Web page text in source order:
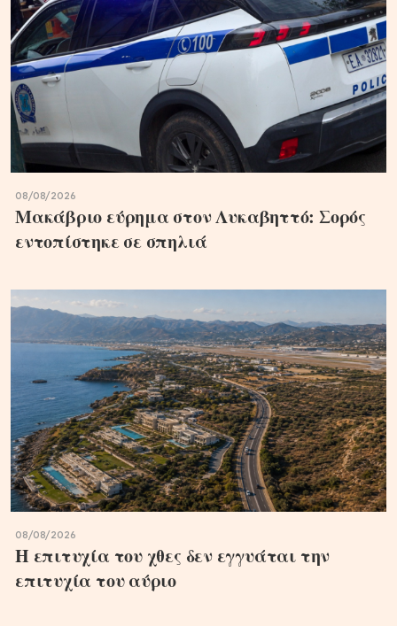
08/08/2026
Μακάβριο εύρημα στον Λυκαβηττό: Σορός
εντοπίστηκε σε σπηλιά
08/08/2026
Η επιτυχία του χθες δεν εγγυάται την
επιτυχία του αύριο